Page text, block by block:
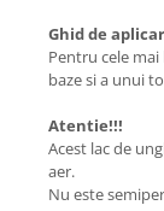
Ghid de
Pentru cele
baze si a unui
Atentie!!!
Acest lac de
aer.
Nu este